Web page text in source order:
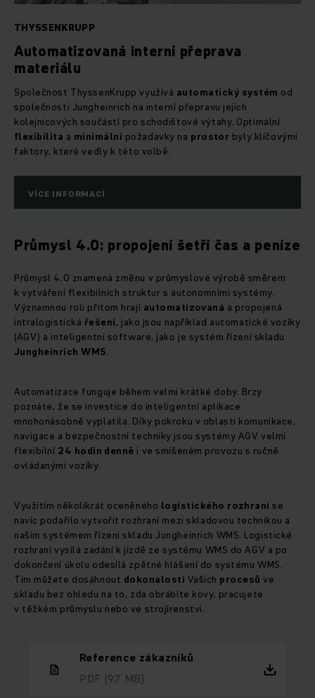
THYSSENKRUPP
Automatizovaná interní přeprava
materiálu
Společnost ThyssenKrupp využívá automatický systém od
společnosti Jungheinrich na interní přepravu jejich
kolejnicových součástí pro schodištové výtahy. Optimální
flexibilita a minimální požadavky na prostor byly klíčovými
faktory, které vedly k této volbě.
VÍCE INFORMACÍ
Průmysl 4.0: propojení šetří čas a peníze
Průmysl 4.0 znamená změnu v průmyslové výrobě směrem
k vytváření flexibilních struktur s autonomními systémy.
Významnou roli přitom hrají automatizovaná a propojená
intralogistická řešení, jako jsou například automatické vozíky
(AGV) a inteligentní software, jako je systém řízení skladu
Jungheinrich WMS.
Automatizace funguje během velmi krátké doby. Brzy
poznáte, že se investice do inteligentní aplikace
mnohonásobně vyplatila. Díky pokroku v oblasti komunikace,
navigace a bezpečnostní techniky jsou systémy AGV velmi
flexibilní 24 hodin denně i ve smíšeném provozu s ručně
ovládanými vozíky.
Využitím několikrát oceněného logistického rozhraní se
navíc podařilo vytvořit rozhraní mezi skladovou technikou a
naším systémem řízení skladu Jungheinrich WMS. Logistické
rozhraní vysílá zadání k jízdě ze systému WMS do AGV a po
dokončení úkolu odesílá zpětné hlášení do systému WMS.
Tím můžete dosáhnout dokonalosti Vašich procesů ve
skladu bez ohledu na to, zda obrábíte kovy, pracujete
v těžkém průmyslu nebo ve strojírenství.
Reference zákazníků
PDF (9,7 MB)